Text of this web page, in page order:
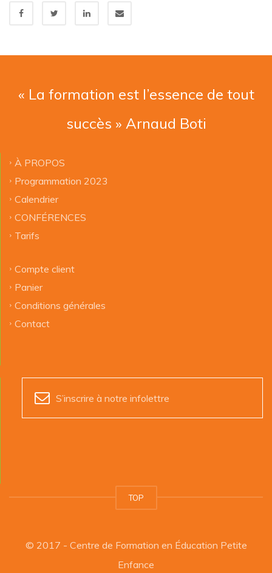
« La formation est l’essence de tout
succès » Arnaud Boti
À PROPOS
Programmation 2023
Calendrier
CONFÉRENCES
Tarifs
Compte client
Panier
Conditions générales
Contact
S’inscrire à notre infolettre
TOP
© 2017 - Centre de Formation en Éducation Petite
Enfance